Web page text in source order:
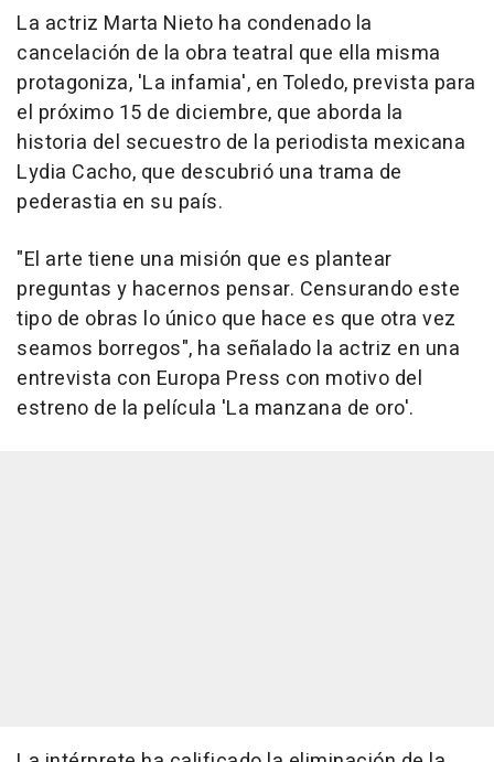
La actriz Marta Nieto ha condenado la
cancelación de la obra teatral que ella misma
protagoniza, 'La infamia', en Toledo, prevista para
el próximo 15 de diciembre, que aborda la
historia del secuestro de la periodista mexicana
Lydia Cacho, que descubrió una trama de
pederastia en su país.
"El arte tiene una misión que es plantear
preguntas y hacernos pensar. Censurando este
tipo de obras lo único que hace es que otra vez
seamos borregos", ha señalado la actriz en una
entrevista con Europa Press con motivo del
estreno de la película 'La manzana de oro'.